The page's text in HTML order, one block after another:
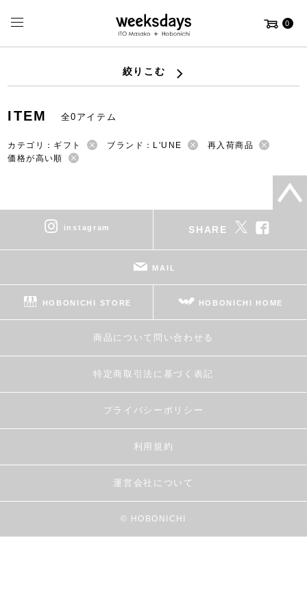
0
絞りこむ
ITEM 全0アイテム
カテゴリ：ギフト ブランド：L'UNE
再入荷商品
価格が高い順
instagram SHARE
MAIL
HOBONICHI STORE HOBONICHI HOME
商品について問い合わせる
特定商取引法に基づく表記
プライバシーポリシー
利用規約
運営会社について
© HOBONICHI